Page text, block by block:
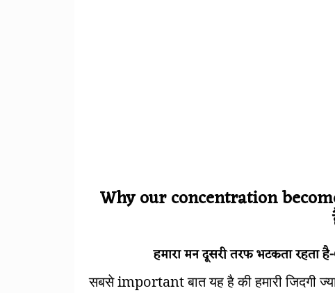
Why our concentration
हमारा मन दूसरी तरफ भटकता
सबसे important बात यह है की हमारी जिदगी